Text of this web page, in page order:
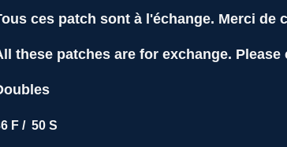
ces patch sont à l'échange. Merci de
these patches are for exchange.
F / 50 S